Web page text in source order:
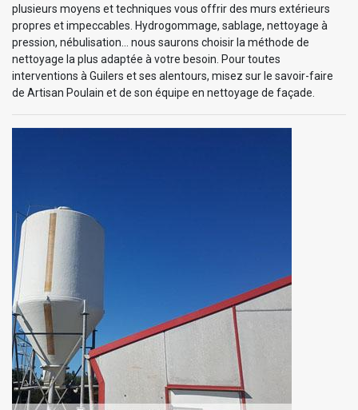
plusieurs moyens et techniques vous offrir des murs extérieurs
propres et impeccables. Hydrogommage, sablage, nettoyage à
pression, nébulisation… nous saurons choisir la méthode de
nettoyage la plus adaptée à votre besoin. Pour toutes
interventions à Guilers et ses alentours, misez sur le savoir-faire
de Artisan Poulain et de son équipe en nettoyage de façade.